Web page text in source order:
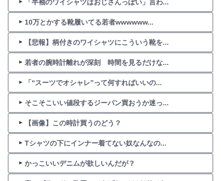
「半袖のワイシャツはおじさんっぽい」言わ...
10万とかする靴履いてる若者wwwwww...
【悲報】柄付きのワイシャツにこういう靴を...
若者の腕時計離れが深刻 時間を見るだけな...
「“スーツでオシャレ”って何すればいいの...
そこそこいい値段するジーパン買おうか迷っ...
【画像】この時計買うのどう？
Tシャツの下にインナー着てない奴なんなの...
かっこいいデニムが欲しいんだが？